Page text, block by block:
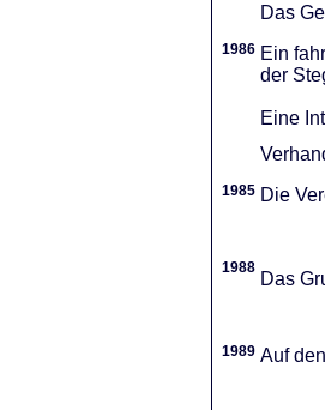
Das
1986 Ein
der
Eine
1985 Die
1988
Das
1989 Auf